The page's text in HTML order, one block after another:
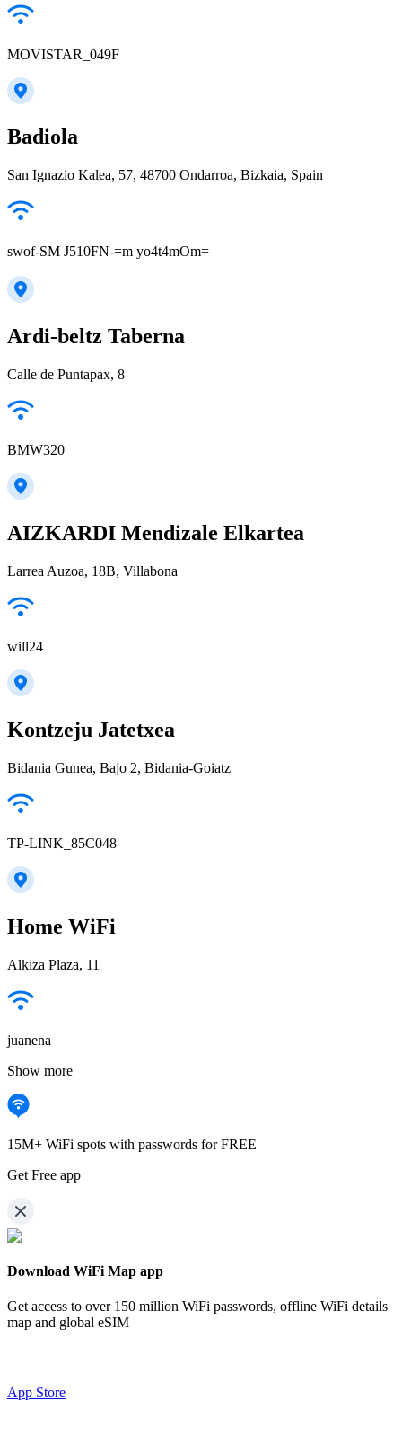
MOVISTAR_049F
Badiola
San Ignazio Kalea, 57, 48700 Ondarroa, Bizkaia, Spain
swof-SM J510FN-=m yo4t4mOm=
Ardi-beltz Taberna
Calle de Puntapax, 8
BMW320
AIZKARDI Mendizale Elkartea
Larrea Auzoa, 18B, Villabona
will24
Kontzeju Jatetxea
Bidania Gunea, Bajo 2, Bidania-Goiatz
TP-LINK_85C048
Home WiFi
Alkiza Plaza, 11
juanena
Show more
15M+ WiFi spots with passwords for FREE
Get Free app
Download WiFi Map app
Get access to over 150 million WiFi passwords, offline WiFi details
map and global eSIM
App Store